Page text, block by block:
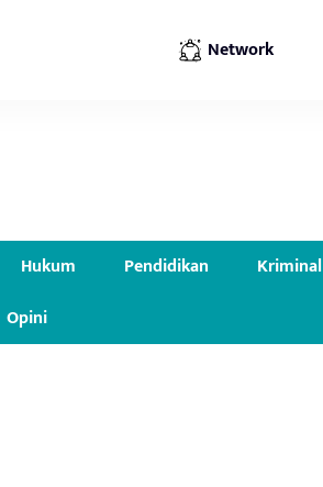
Network
Hukum Pendidikan Kriminal
Opini